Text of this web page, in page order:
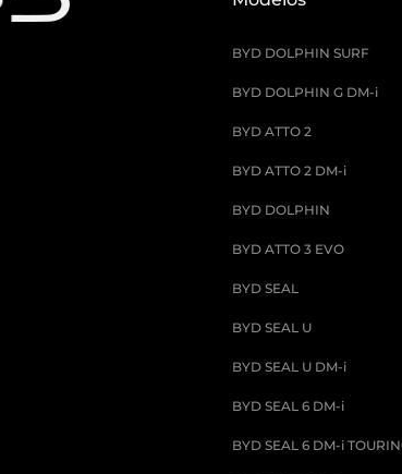
BYD DOLPHIN SURF
BYD DOLPHIN G DM-i
BYD ATTO 2
BYD ATTO 2 DM-i
BYD DOLPHIN
BYD ATTO 3 EVO
BYD SEAL
BYD SEAL U
BYD SEAL U DM-i
BYD SEAL 6 DM-i
BYD SEAL 6 DM-i